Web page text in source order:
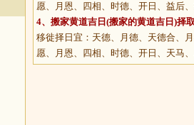
愿、月恩、四相、时德、开日、益后、
4、 搬家黄道吉日 (搬家的黄道吉日)择取
移徙择日宜：天德、月德、天德合、
愿、月恩、四相、时德、开日、天马、